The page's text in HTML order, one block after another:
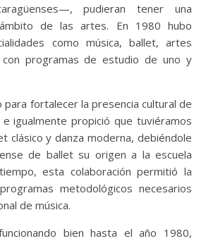
pudieran tener una
de las artes. En 1980 hubo
como música, ballet, artes
programas de estudio de uno y
para fortalecer la presencia cultural de
e igualmente propició que tuviéramos
clásico y danza moderna, debiéndole
de ballet su origen a la escuela
esta colaboración permitió la
metodológicos necesarios
de música.
bien hasta el año 1980,